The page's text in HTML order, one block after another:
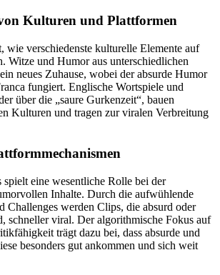
Kulturen und Plattformen
wie verschiedenste kulturelle Elemente auf
Witze und Humor aus unterschiedlichen
neues Zuhause, wobei der absurde Humor
fungiert. Englische Wortspiele und
über die „saure Gurkenzeit“, bauen
Kulturen und tragen zur viralen Verbreitung
eine wesentliche Rolle bei der
Inhalte. Durch die aufwühlende
Challenges werden Clips, die absurd oder
schneller viral. Der algorithmische Fokus auf
trägt dazu bei, dass absurde und
besonders gut ankommen und sich weit